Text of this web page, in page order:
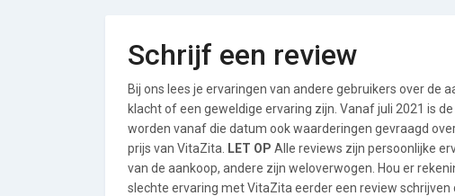
Schrijf een review
Bij ons lees je ervaringen van andere gebruikers over de
klacht of een geweldige ervaring zijn. Vanaf juli 2021 is
worden vanaf die datum ook waarderingen gevraagd
prijs van VitaZita.
LET OP Alle reviews zijn persoonlijke
van de aankoop, andere zijn weloverwogen. Hou er
slechte ervaring met VitaZita eerder een review schrijven